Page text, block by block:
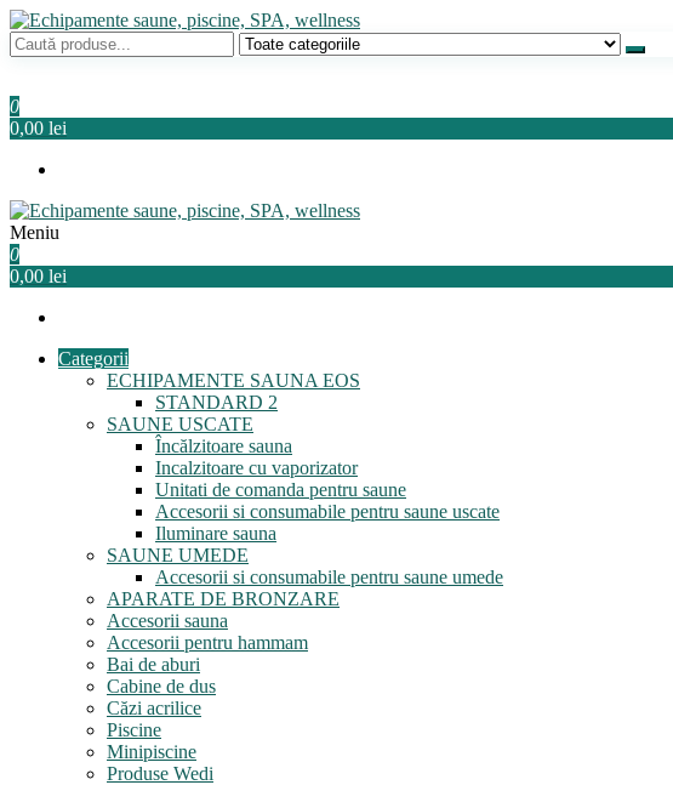
Sari
la
conținut
Echipamente saune, piscine, SPA, wellness
Relaxeaza-te!
0
0,00 lei
Echipamente saune, piscine, SPA, wellness
Relaxeaza-te!
Meniu
0
0,00 lei
Categorii
ECHIPAMENTE SAUNA EOS
STANDARD 2
SAUNE USCATE
Încălzitoare sauna
Incalzitoare cu vaporizator
Unitati de comanda pentru saune
Accesorii si consumabile pentru saune uscate
Iluminare sauna
SAUNE UMEDE
Accesorii si consumabile pentru saune umede
APARATE DE BRONZARE
Accesorii sauna
Accesorii pentru hammam
Bai de aburi
Cabine de dus
Căzi acrilice
Piscine
Minipiscine
Produse Wedi